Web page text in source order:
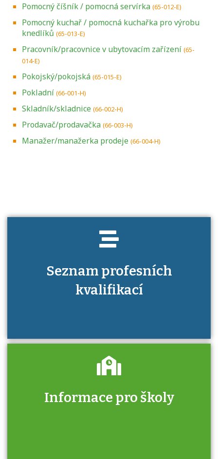
Pomocný číšník / pomocná servírka (65-012-E)
Pomocný kuchař / pomocná kuchařka pro výrobu
knedlíků (65-013-E)
Pracovník/pracovnice v ubytovacím zařízení (65-
014-E)
Pokojský/pokojská (65-015-E)
Pokladní (66-001-H)
Skladník/skladnice (66-002-H)
Prodavač/prodavačka (66-003-H)
Manažer/manažerka prodeje (66-004-H)
Seznam profesních
kvalifikací
Projděte si seznam profesních kvalifikací.
Informace pro školy
Zjistěte, jak se přihlásit ke zkoušce a kde